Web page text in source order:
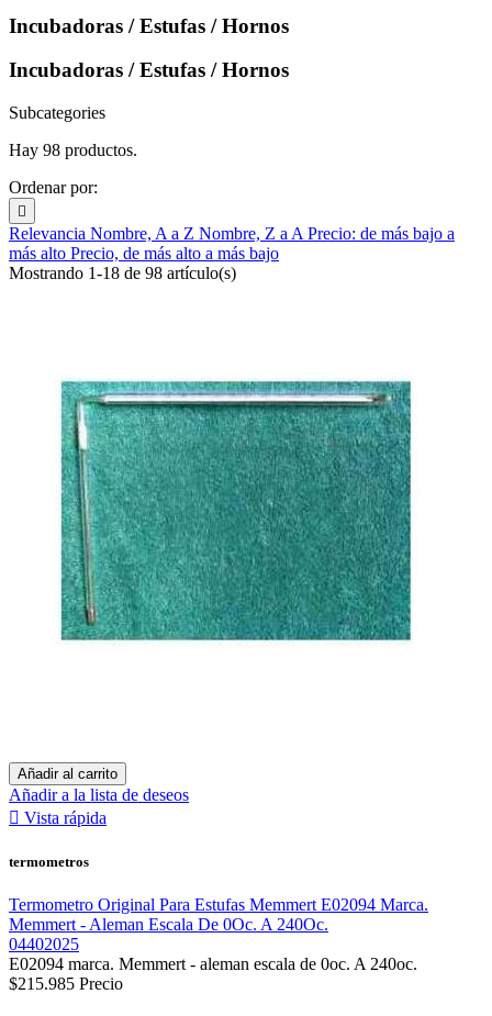
Incubadoras / Estufas / Hornos
Incubadoras / Estufas / Hornos
Subcategories
Hay 98 productos.
Ordenar por:

Relevancia Nombre, A a Z Nombre, Z a A Precio: de más bajo a
más alto Precio, de más alto a más bajo
Mostrando 1-18 de 98 artículo(s)
Añadir al carrito
Añadir a la lista de deseos
 Vista rápida
termometros
Termometro Original Para Estufas Memmert E02094 Marca.
Memmert - Aleman Escala De 0Oc. A 240Oc.
04402025
E02094 marca. Memmert - aleman escala de 0oc. A 240oc.
$215.985 Precio